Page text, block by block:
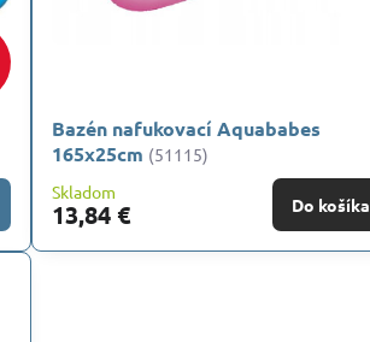
Bazén nafukovací Aquababes
165x25cm (51115)
Skladom
13,84 € Do košíka